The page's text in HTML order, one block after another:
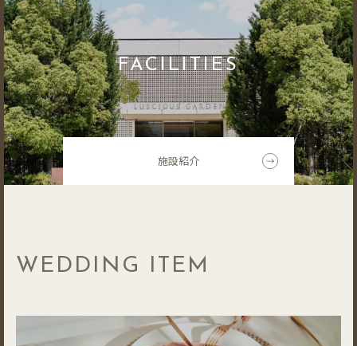
FACILITIES
施設紹介
WEDDING ITEM